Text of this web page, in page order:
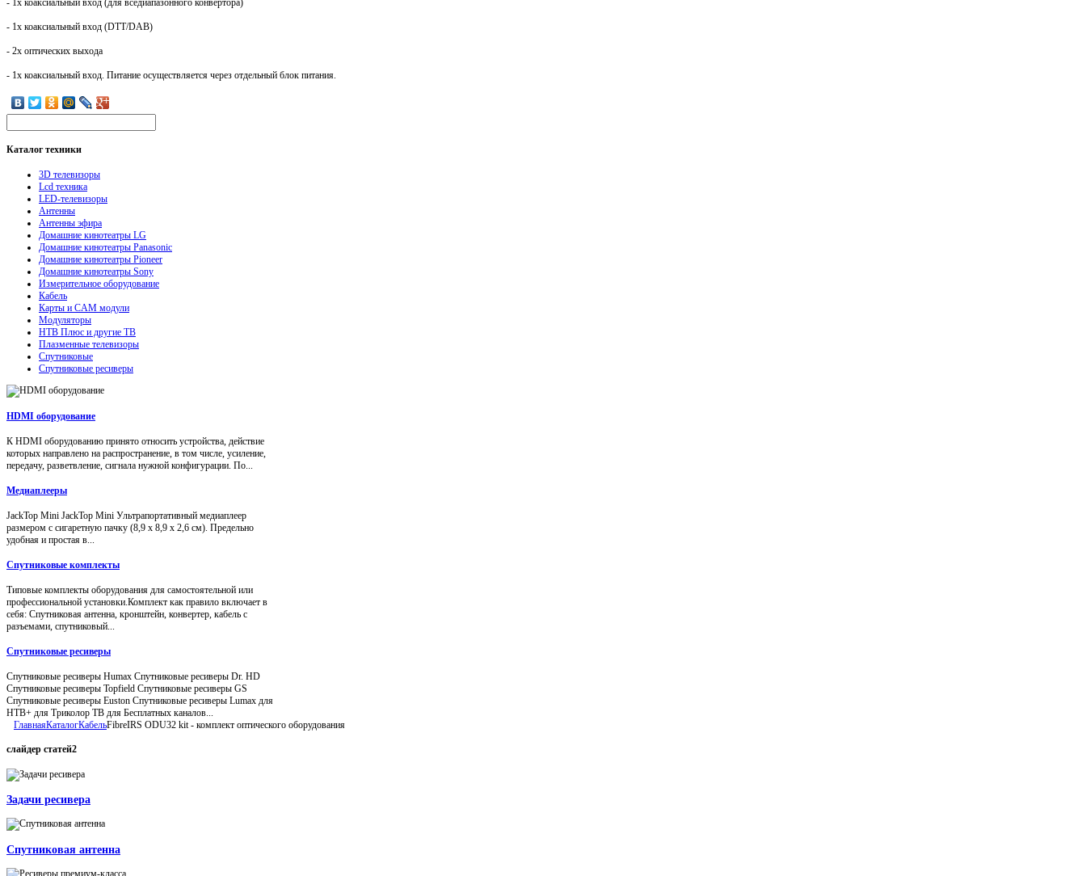
- 1х коаксиальный вход (для вседиапазонного конвертора)
- 1x коаксиальный вход (DTT/DAB)
- 2х оптических выхода
- 1x коаксиальный вход. Питание осуществляется через отдельный блок питания.
Каталогтехники
3D телевизоры
Lcd техника
LED-телевизоры
Антенны
Антенны эфира
Домашние кинотеатры LG
Домашние кинотеатры Panasonic
Домашние кинотеатры Pioneer
Домашние кинотеатры Sony
Измерительное оборудование
Кабель
Карты и CAM модули
Модуляторы
НТВ Плюс и другие ТВ
Плазменные телевизоры
Спутниковые
Спутниковые ресиверы
HDMI оборудование
К HDMI оборудованию принято относить устройства, действие
которых направлено на распространение, в том числе, усиление,
передачу, разветвление, сигнала нужной конфигурации. По...
Медиаплееры
JackTop Mini JackTop Mini Ультрапортативный медиаплеер
размером с сигаретную пачку (8,9 x 8,9 x 2,6 см). Предельно
удобная и простая в...
Спутниковые комплекты
Типовые комплекты оборудования для самостоятельной или
профессиональной установки.Комплект как правило включает в
себя: Спутниковая антенна, кронштейн, конвертер, кабель с
разъемами, спутниковый...
Спутниковые ресиверы
Спутниковые ресиверы Humax Спутниковые ресиверы Dr. HD
Спутниковые ресиверы Topfield Спутниковые ресиверы GS
Спутниковые ресиверы Euston Спутниковые ресиверы Lumax для
НТВ+ для Триколор ТВ для Бесплатных каналов...
ГлавнаяКаталогКабельFibreIRS ODU32 kit - комплект оптического оборудования
слайдер статей2
Задачи ресивера
Спутниковая антенна